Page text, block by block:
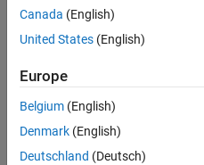
aucune
offre
d'emploi
correspondant
à vos
critères
de
recherche.
Canada (English)
United States (English)
Europe
Belgium (English)
Denmark (English)
Deutschland (Deutsch)